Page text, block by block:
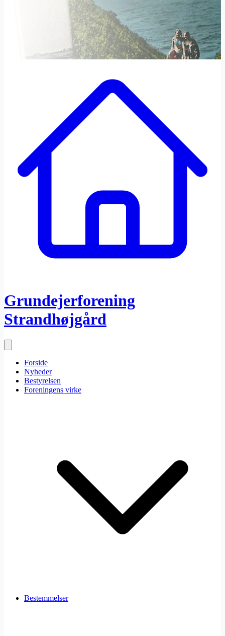
Grundejerforening
Strandhøjgård
Forside
Nyheder
Bestyrelsen
Foreningens virke
Bestemmelser